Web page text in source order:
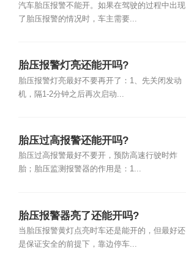
汽车胎压报警不能开。如果在驾驶的过程中出现
了胎压报警的情况时，车主需要...
胎压报警灯亮还能开吗?
胎压报警灯亮最好不要再开了：1、先关闭发动
机，隔1-2分钟之后再次启动...
胎压过高报警还能开吗?
胎压过高报警最好不要开，预防高速行驶时炸
胎；胎压监测报警器的作用是：1...
胎压报警器亮了还能开吗?
当胎压报警黄灯点亮时车还是能开的，但最好还
是保证安全的前提下，靠边停车...